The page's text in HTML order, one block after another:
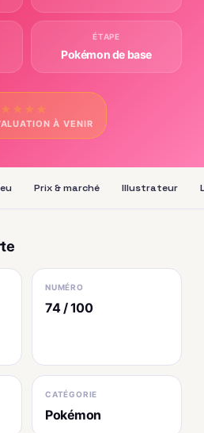
ÉTAPE
Pokémon de base
★ ★ ★ ★
À VENIR
Prix & marché Illustrateur
NUMÉRO
74 / 100
CATÉGORIE
Pokémon